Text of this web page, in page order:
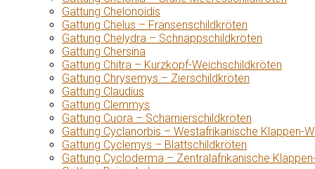
Gattung Chelonoidis
Gattung Chelus – Fransenschildkröten
Gattung Chelydra – Schnappschildkröten
Gattung Chersina
Gattung Chitra – Kurzkopf-Weichschildkröten
Gattung Chrysemys – Zierschildkröten
Gattung Claudius
Gattung Clemmys
Gattung Cuora – Scharnierschildkröten
Gattung Cyclanorbis – Westafrikanische Klappen-
Gattung Cyclemys – Blattschildkröten
Gattung Cycloderma – Zentralafrikanische